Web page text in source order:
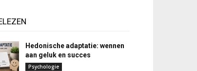
Hedonische adaptatie: wennen
aan geluk en succes
Psychologie